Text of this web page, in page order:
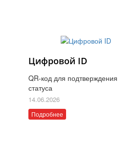
Цифровой ID
QR-код для подтверждения
статуса
14.06.2026
Подробнее